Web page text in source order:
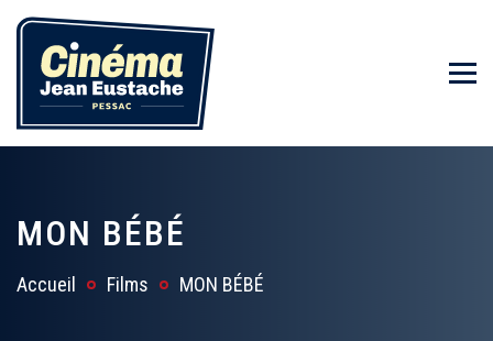
MON BÉBÉ
Accueil Films MON BÉBÉ